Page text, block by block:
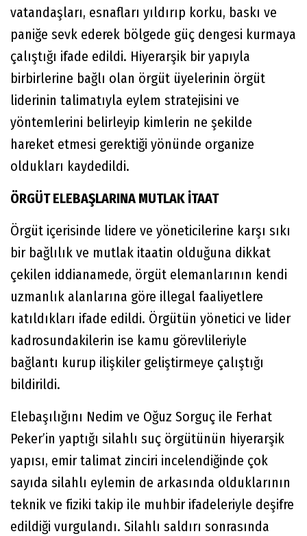
vatandaşları, esnafları yıldırıp korku, baskı ve
paniğe sevk ederek bölgede güç dengesi kurmaya
çalıştığı ifade edildi. Hiyerarşik bir yapıyla
birbirlerine bağlı olan örgüt üyelerinin örgüt
liderinin talimatıyla eylem stratejisini ve
yöntemlerini belirleyip kimlerin ne şekilde
hareket etmesi gerektiği yönünde organize
oldukları kaydedildi.
ÖRGÜT ELEBAŞLARINA MUTLAK İTAAT
Örgüt içerisinde lidere ve yöneticilerine karşı sıkı
bir bağlılık ve mutlak itaatin olduğuna dikkat
çekilen iddianamede, örgüt elemanlarının kendi
uzmanlık alanlarına göre illegal faaliyetlere
katıldıkları ifade edildi. Örgütün yönetici ve lider
kadrosundakilerin ise kamu görevlileriyle
bağlantı kurup ilişkiler geliştirmeye çalıştığı
bildirildi.
Elebaşılığını Nedim ve Oğuz Sorguç ile Ferhat
Peker’in yaptığı silahlı suç örgütünün hiyerarşik
yapısı, emir talimat zinciri incelendiğinde çok
sayıda silahlı eylemin de arkasında olduklarının
teknik ve fiziki takip ile muhbir ifadeleriyle deşifre
edildiği vurgulandı. Silahlı saldırı sonrasında